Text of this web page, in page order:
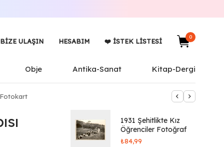
BIZE ULAŞIN HESABIM ❤️ İSTEK LISTESI
0
Obje Antika-Sanat Kitap-Dergi
1931 Şehitlikte Kız
Öğrenciler Fotoğraf
₺84,99